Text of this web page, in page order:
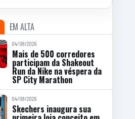
EM ALTA
04/08/2026
Mais de 500 corredores
participam da Shakeout
Run da Nike na véspera da
SP City Marathon
04/08/2026
Skechers inaugura sua